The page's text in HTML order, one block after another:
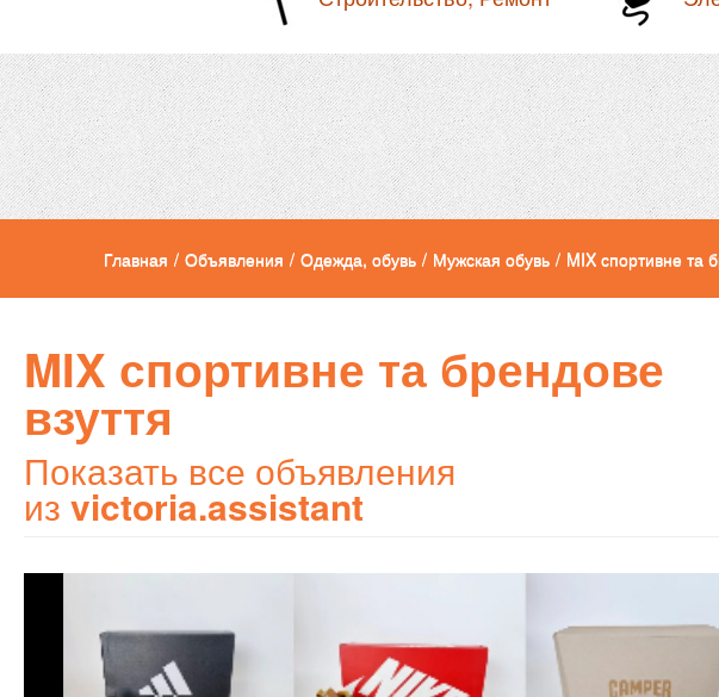
Главная / Объявления / Одежда, обувь / Мужская обувь / MIX спортивне та
MIX спортивне та брендове
взуття
Показать все объявления
из victoria.assistant